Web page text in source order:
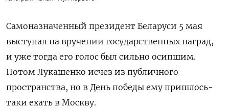
Самоназначенный президент Беларуси 5 мая
выступал на вручении государственных наград,
и уже тогда его голос был сильно осипшим.
Потом Лукашенко исчез из публичного
пространства, но в День победы ему пришлось-
таки ехать в Москву.